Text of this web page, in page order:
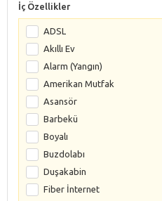
İç Özellikler
ADSL
Akıllı Ev
Alarm (Yangın)
Amerikan Mutfak
Asansör
Barbekü
Boyalı
Buzdolabı
Duşakabin
Fiber İnternet